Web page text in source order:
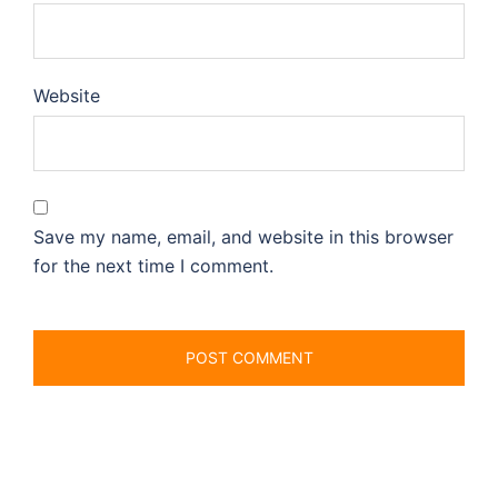
Website
Save my name, email, and website in this browser
for the next time I comment.